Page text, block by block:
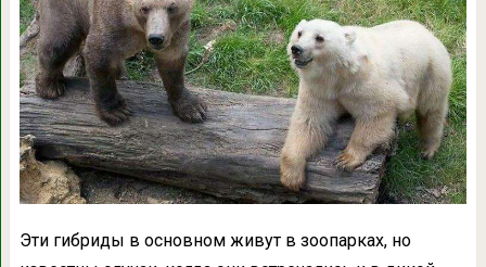
Эти гибриды в основном живут в зоопарках, но